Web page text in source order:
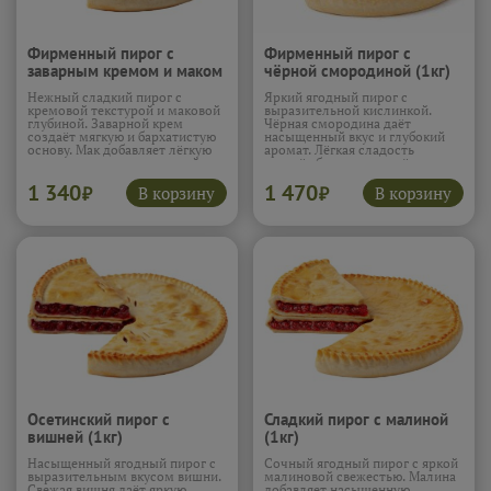
Фирменный пирог с
заварным кремом и маком
(1кг)
Нежный сладкий пирог с
кремовой текстурой и маковой
глубиной. Заварной крем
создаёт мягкую и бархатистую
основу. Мак добавляет лёгкую
зернистость и насыщенный
вкус. Ваниль усиливает аромат
и делает начинку более тёплой.
Пирог получается нежным,
1 340₽ В корзину
Фирменный пирог с
чёрной смородиной (1кг)
Яркий ягодный пирог с
выразительной кислинкой.
Чёрная смородина даёт
насыщенный вкус и глубокий
аромат. Лёгкая сладость
создаёт баланс и подчёркивает
ягоды. Начинка получается
сочной и насыщенной. Пирог
бодрящий и очень аппетитный.
1 470₽ В корзину
Осетинский пирог с
вишней (1кг)
Насыщенный ягодный пирог с
выразительным вкусом вишни.
Сладкий пирог с малиной
(1кг)
Сочный ягодный пирог с яркой
малиновой свежестью. Малина